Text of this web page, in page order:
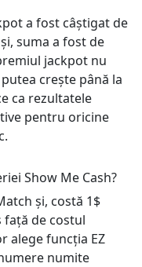
a fost câștigat de
suma a fost de
jackpot nu
crește până la
ca rezultatele
pentru oricine
Show Me Cash?
și, costă 1$
față de costul
alege funcția EZ
numite